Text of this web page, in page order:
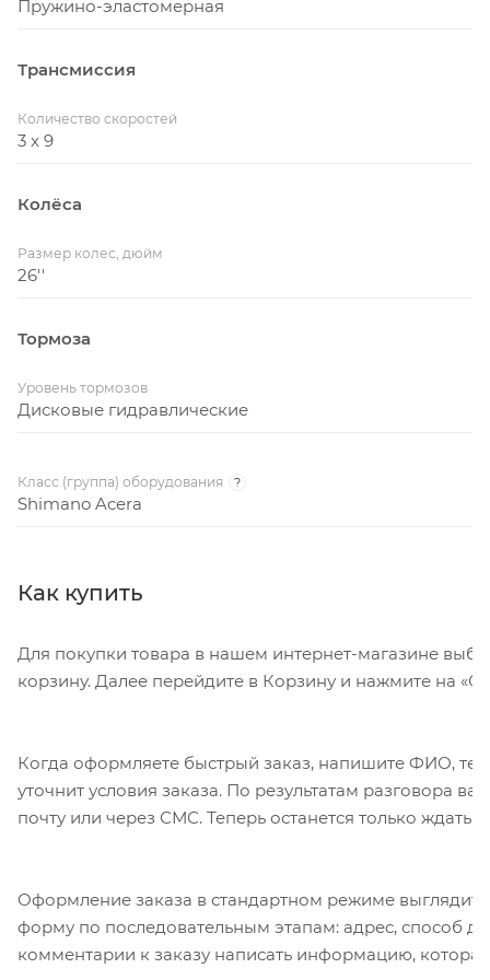
Пружино-эластомерная
Трансмиссия
Количество скоростей
3 x 9
Колёса
Размер колес, дюйм
26''
Тормоза
Уровень тормозов
Дисковые гидравлические
Класс (группа) оборудования ?
Shimano Acera
Как купить
Для покупки товара в нашем интернет-магазине
корзину. Далее перейдите в Корзину и нажмите на
Когда оформляете быстрый заказ, напишите ФИО,
уточнит условия заказа. По результатам разговора
почту или через СМС. Теперь останется только ждать
Оформление заказа в стандартном режиме
форму по последовательным этапам: адрес, способ
комментарии к заказу написать информацию,